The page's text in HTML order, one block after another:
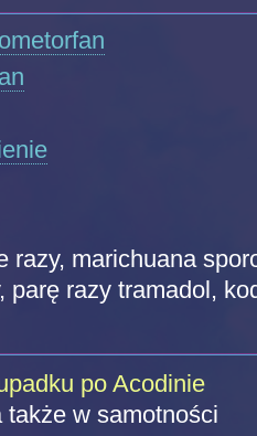
razy, marichuana
parę razy tramadol,
po Acodinie
także w samotności